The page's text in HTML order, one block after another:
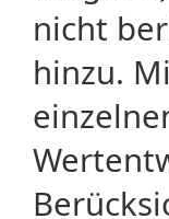
nicht
hinzu.